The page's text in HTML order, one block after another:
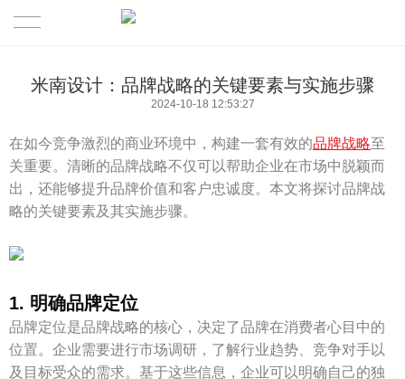
米南设计：品牌战略的关键要素与实施步骤
2024-10-18 12:53:27
在如今竞争激烈的商业环境中，构建一套有效的品牌战略至
关重要。清晰的品牌战略不仅可以帮助企业在市场中脱颖而
出，还能够提升品牌价值和客户忠诚度。本文将探讨品牌战
略的关键要素及其实施步骤。
1. 明确品牌定位
品牌定位是品牌战略的核心，决定了品牌在消费者心目中的
位置。企业需要进行市场调研，了解行业趋势、竞争对手以
及目标受众的需求。基于这些信息，企业可以明确自己的独
Spatial 商业空间
Idea 米南方法
Profile 关于米南
Quote设计报价